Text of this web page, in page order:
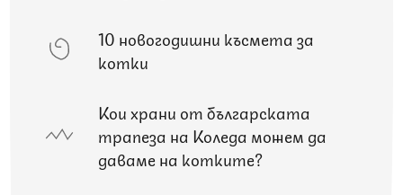
10 новогодишни късмета за
котки
Кои храни от българската
трапеза на Коледа можем да
даваме на котките?